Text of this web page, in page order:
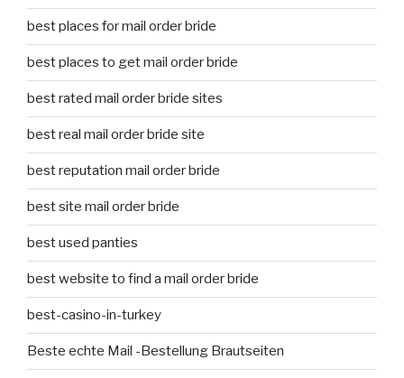
best places for mail order bride
best places to get mail order bride
best rated mail order bride sites
best real mail order bride site
best reputation mail order bride
best site mail order bride
best used panties
best website to find a mail order bride
best-casino-in-turkey
Beste echte Mail -Bestellung Brautseiten